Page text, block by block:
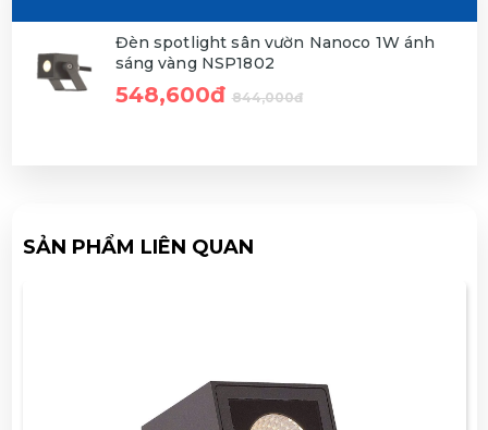
Đèn spotlight sân vườn Nanoco 1W ánh
sáng vàng NSP1802
548,600đ 844,000đ
SẢN PHẨM LIÊN QUAN